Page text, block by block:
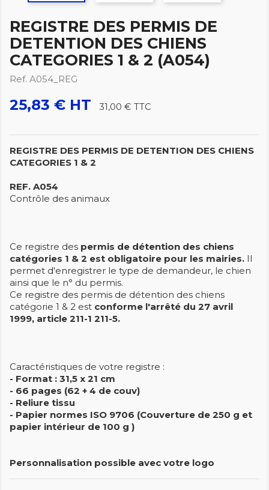
REGISTRE DES PERMIS DE
DETENTION DES CHIENS
CATEGORIES 1 & 2 (A054)
Ref. A054_REG
25,83 € HT 31,00 € TTC
REGISTRE DES PERMIS DE DETENTION DES CHIENS
CATEGORIES 1 & 2
REF. A054
Contrôle des animaux
Ce registre des permis de détention des chiens
catégories 1 & 2 est obligatoire pour les mairies. Il
permet d'enregistrer le type de demandeur, le chien
ainsi que le n° du permis.
Ce registre des permis de détention des chiens
catégorie 1 & 2 est conforme l'arrêté du 27 avril
1999, article 211-1 211-5.
Caractéristiques de votre registre :
- Format : 31,5 x 21 cm
- 66 pages (62 + 4 de couv)
- Reliure tissu
- Papier normes ISO 9706 (Couverture de 250 g et
papier intérieur de 100 g )
Personnalisation possible avec votre logo